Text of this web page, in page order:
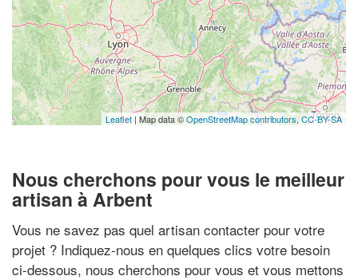
Leaflet | Map data ©OpenStreetMap contributors, CC-BY-SA
Nous cherchons pour vous le meilleur
artisan à Arbent
Vous ne savez pas quel artisan contacter pour votre
projet ? Indiquez-nous en quelques clics votre besoin
ci-dessous, nous cherchons pour vous et vous mettons